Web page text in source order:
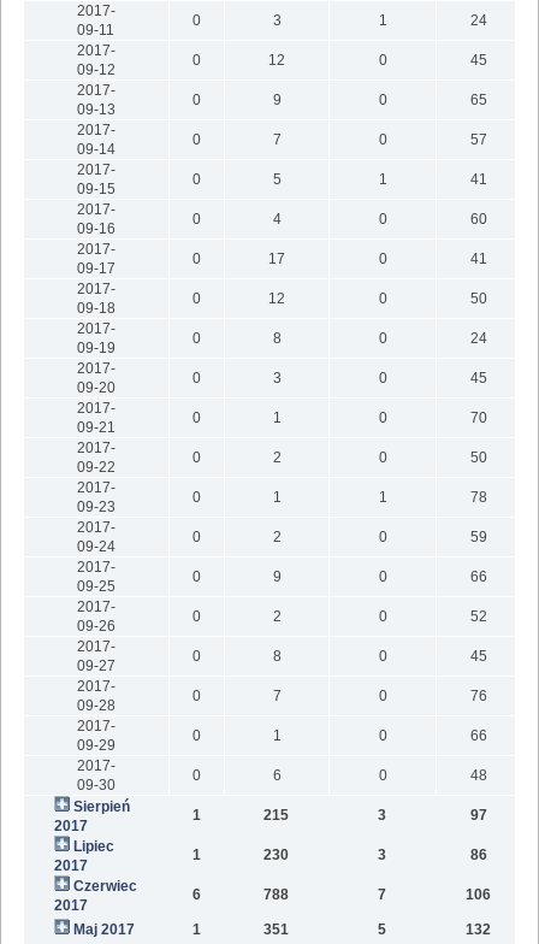
2017-
09-11
0 3 1
24
2017-
09-12
0 12 0
45
2017-
09-13
0 9 0
65
2017-
09-14
0 7 0
57
2017-
09-15
0 5 1
41
2017-
09-16
0 4 0
60
2017-
09-17
0 17 0
41
2017-
09-18
0 12 0
50
2017-
09-19
0 8 0
24
2017-
09-20
0 3 0
45
2017-
09-21
0 1 0
70
2017-
09-22
0 2 0
50
2017-
09-23
0 1 1
78
2017-
09-24
0 2 0
59
2017-
09-25
0 9 0
66
2017-
09-26
0 2 0
52
2017-
09-27
0 8 0
45
2017-
09-28
0 7 0
76
2017-
09-29
0 1 0
66
2017-
09-30
0 6 0
48
Sierpień
2017
1 215 3
97
Lipiec
2017
1 230 3
86
Czerwiec
2017
6 788 7 106
Maj 2017 1 351 5 132